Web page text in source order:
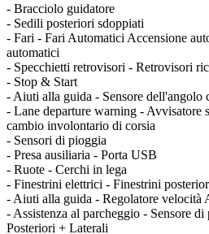
- Bracciolo guidatore
- Sedili posteriori sdoppiati
- Fari - Fari Automatici Accensione
automatici
- Specchietti retrovisori - Retrovisori
- Stop & Start
- Aiuti alla guida - Sensore dell'angolo
- Lane departure warning - Avvisatore
cambio involontario di corsia
- Sensori di pioggia
- Presa ausiliaria - Porta USB
- Ruote - Cerchi in lega
- Finestrini elettrici - Finestrini
- Aiuti alla guida - Regolatore velocità
- Assistenza al parcheggio - Sensore
Posteriori + Laterali